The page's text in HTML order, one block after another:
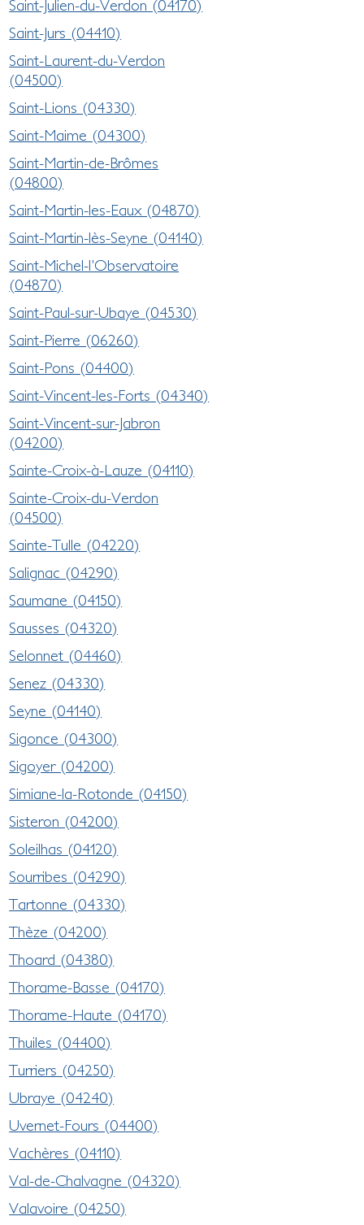
Saint-Julien-du-Verdon (04170)
Saint-Jurs (04410)
Saint-Laurent-du-Verdon
(04500)
Saint-Lions (04330)
Saint-Maime (04300)
Saint-Martin-de-Brômes
(04800)
Saint-Martin-les-Eaux (04870)
Saint-Martin-lès-Seyne (04140)
Saint-Michel-l'Observatoire
(04870)
Saint-Paul-sur-Ubaye (04530)
Saint-Pierre (06260)
Saint-Pons (04400)
Saint-Vincent-les-Forts (04340)
Saint-Vincent-sur-Jabron
(04200)
Sainte-Croix-à-Lauze (04110)
Sainte-Croix-du-Verdon
(04500)
Sainte-Tulle (04220)
Salignac (04290)
Saumane (04150)
Sausses (04320)
Selonnet (04460)
Senez (04330)
Seyne (04140)
Sigonce (04300)
Sigoyer (04200)
Simiane-la-Rotonde (04150)
Sisteron (04200)
Soleilhas (04120)
Sourribes (04290)
Tartonne (04330)
Thèze (04200)
Thoard (04380)
Thorame-Basse (04170)
Thorame-Haute (04170)
Thuiles (04400)
Turriers (04250)
Ubraye (04240)
Uvernet-Fours (04400)
Vachères (04110)
Val-de-Chalvagne (04320)
Valavoire (04250)